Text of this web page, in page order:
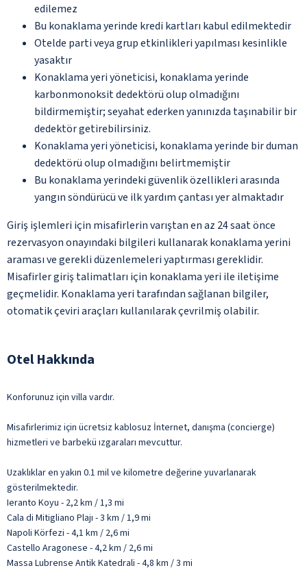
edilemez
Bu konaklama yerinde kredi kartları kabul edilmektedir
Otelde parti veya grup etkinlikleri yapılması kesinlikle
yasaktır
Konaklama yeri yöneticisi, konaklama yerinde
karbonmonoksit dedektörü olup olmadığını
bildirmemiştir; seyahat ederken yanınızda taşınabilir bir
dedektör getirebilirsiniz.
Konaklama yeri yöneticisi, konaklama yerinde bir duman
dedektörü olup olmadığını belirtmemiştir
Bu konaklama yerindeki güvenlik özellikleri arasında
yangın söndürücü ve ilk yardım çantası yer almaktadır
Giriş işlemleri için misafirlerin varıştan en az 24 saat önce
rezervasyon onayındaki bilgileri kullanarak konaklama yerini
araması ve gerekli düzenlemeleri yaptırması gereklidir.
Misafirler giriş talimatları için konaklama yeri ile iletişime
geçmelidir. Konaklama yeri tarafından sağlanan bilgiler,
otomatik çeviri araçları kullanılarak çevrilmiş olabilir.
Otel Hakkında
Konforunuz için villa vardır.
Misafirlerimiz için ücretsiz kablosuz İnternet, danışma (concierge)
hizmetleri ve barbekü ızgaraları mevcuttur.
Uzaklıklar en yakın 0.1 mil ve kilometre değerine yuvarlanarak
gösterilmektedir.
Ieranto Koyu - 2,2 km / 1,3 mi
Cala di Mitigliano Plajı - 3 km / 1,9 mi
Napoli Körfezi - 4,1 km / 2,6 mi
Castello Aragonese - 4,2 km / 2,6 mi
Massa Lubrense Antik Katedrali - 4,8 km / 3 mi